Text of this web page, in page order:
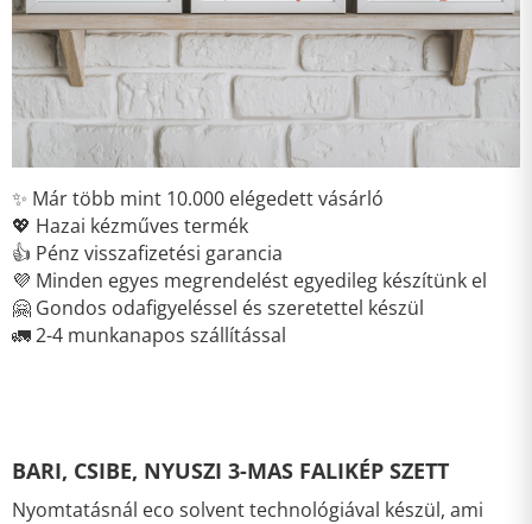
✨ Már több mint 10.000 elégedett vásárló
💖 Hazai kézműves termék
👍 Pénz visszafizetési garancia
💜 Minden egyes megrendelést egyedileg készítünk el
🤗 Gondos odafigyeléssel és szeretettel készül
🚛 2-4 munkanapos szállítással
BARI, CSIBE, NYUSZI 3-MAS FALIKÉP SZETT
Nyomtatásnál eco solvent technológiával készül, ami